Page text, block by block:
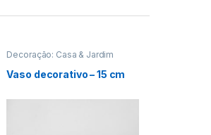
Decoração: Casa & Jardim
Vaso decorativo – 15 cm